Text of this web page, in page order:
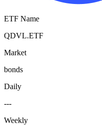
ETF Name
QDVL.ETF
Market
bonds
Daily
---
Weekly